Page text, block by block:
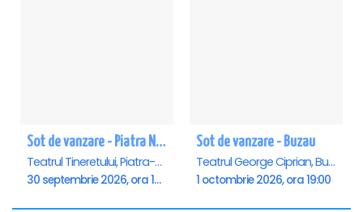
Sot de vanzare - Piatra Neamt
Teatrul Tineretului, Piatra-Neamt
30 septembrie 2026, ora 19:00
Sot de vanzare - Buzau
Teatrul George Ciprian, Buzau
1 octombrie 2026, ora 19:00